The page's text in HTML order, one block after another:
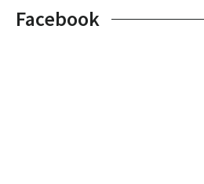
Facebook